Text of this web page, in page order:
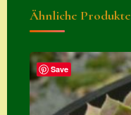
Ähnliche Produkte
Save